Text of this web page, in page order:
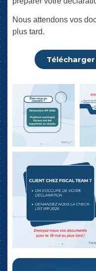
Nous attendons vos
plus tard.